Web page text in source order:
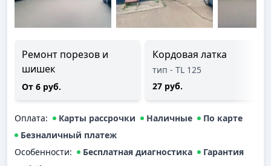
Ремонт порезов и
шишек
От 6 руб.
Кордовая латка
тип - TL 125
27 руб.
Оплата: Карты рассрочки Наличные
По карте
Безналичный платеж
Особенности:
Бесплатная диагностика
Гарантия